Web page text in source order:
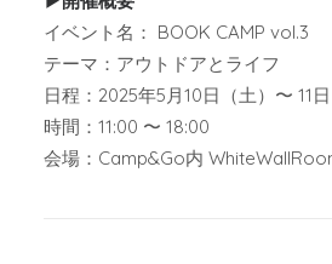
イベント名： BOOK CAMP vol.3
テーマ：アウトドアとライフ
日程：2025年5月10日（土）〜 11日
時間：11:00 〜 18:00
会場：Camp&Go内